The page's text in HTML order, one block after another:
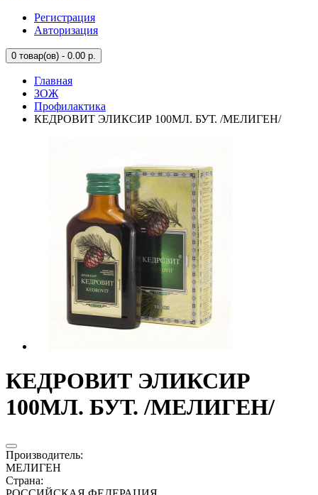
Регистрация
Авторизация
0 товар(ов) - 0.00 р.
Главная
ЗОЖ
Профилактика
КЕДРОВИТ ЭЛИКСИР 100МЛ. БУТ. /МЕЛИГЕН/
КЕДРОВИТ ЭЛИКСИР
100МЛ. БУТ. /МЕЛИГЕН/
Производитель:
МЕЛИГЕН
Страна: